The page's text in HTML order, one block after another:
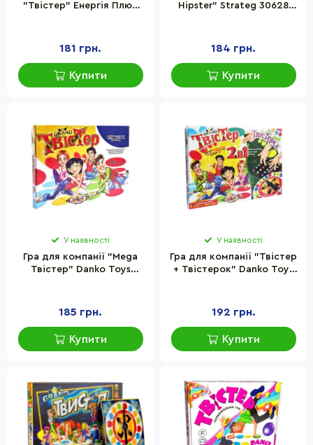
"Твістер" Енергія Плюс
181 грн.
Купити
Hipster" Strateg 30628
184 грн.
Купити
У наявності
Гра для компанії "Mega
Твістер" Danko Toys
185 грн.
Купити
У наявності
Гра для компанії "Твістер
+ Твістерок" Danko Toys
192 грн.
Купити